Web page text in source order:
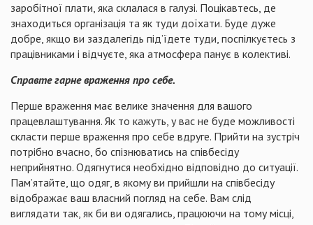
заробітної плати, яка склалася в галузі. Поцікавтесь, де
знаходиться організація та як туди доїхати. Буде дуже
добре, якщо ви заздалегідь під’їдете туди, поспілкуєтесь з
працівниками і відчуєте, яка атмосфера панує в колективі.
Справте гарне враження про себе.
Перше враження має велике значення для вашого
працевлаштування. Як то кажуть, у вас не буде можливості
скласти перше враження про себе вдруге. Прийти на зустріч
потрібно вчасно, бо спізнюватись на співбесіду
неприйнятно. Одягнутися необхідно відповідно до ситуації.
Пам’ятайте, що одяг, в якому ви прийшли на співбесіду
відображає ваш власний погляд на себе. Вам слід
виглядати так, як би ви одягались, працюючи на тому місці,